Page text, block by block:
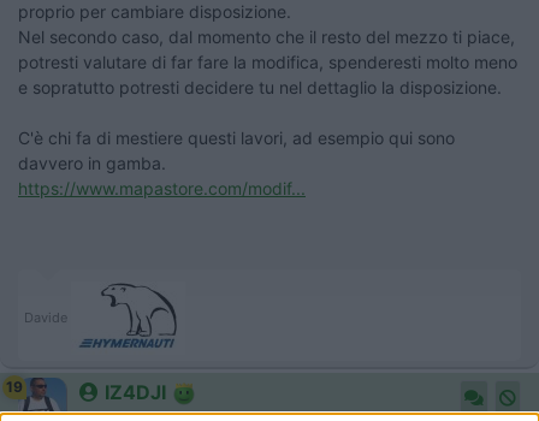
proprio per cambiare disposizione.
Nel secondo caso, dal momento che il resto del mezzo ti piace,
potresti valutare di far fare la modifica, spenderesti molto meno
e sopratutto potresti decidere tu nel dettaglio la disposizione.
C'è chi fa di mestiere questi lavori, ad esempio qui sono
davvero in gamba.
https://www.mapastore.com/modif...
Davide
19 IZ4DJI